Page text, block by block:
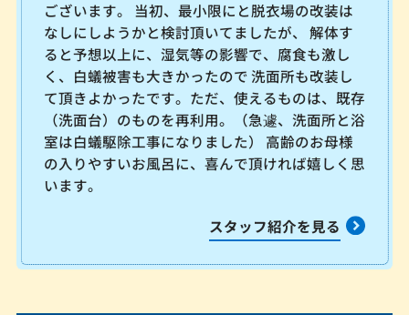
ございます。 当初、最小限にと脱衣場の改装は
なしにしようかと検討頂いてましたが、 解体す
ると予想以上に、湿気等の影響で、腐食も激し
く、白蟻被害も大きかったので 洗面所も改装し
て頂きよかったです。ただ、使えるものは、既存
（洗面台）のものを再利用。（急遽、洗面所と浴
室は白蟻駆除工事になりました） 高齢のお母様
の入りやすいお風呂に、喜んで頂ければ嬉しく思
います。
スタッフ紹介を見る